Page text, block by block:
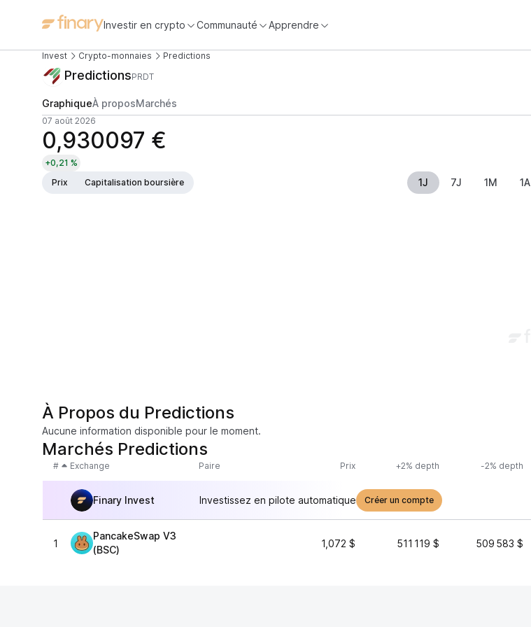
Investir en crypto Communauté Apprendre
Invest Crypto-monnaies Predictions
PredictionsPRDT
GraphiqueÀ proposMarchés
07 août 2026
0,930097 €
+0,21 %
Prix
Capitalisation boursière 1J 7J 1M 1A
À Propos du Predictions
Aucune information disponible pour le moment.
Marchés Predictions
# Exchange Paire Prix +2% depth -2% depth
Finary Invest Investissez en pilote automatique Créer un compte
1
PancakeSwap V3
(BSC)
1,072 $ 511 119 $ 509 583 $